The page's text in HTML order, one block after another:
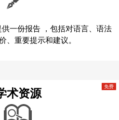
一份报告 ，包括对语言、语法
、重要提示和建议。
术资源